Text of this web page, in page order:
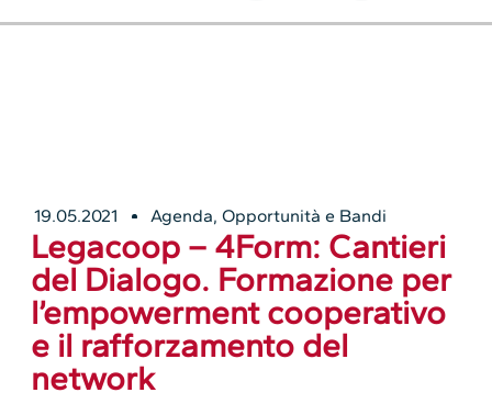
19.05.2021 Agenda,Opportunità e Bandi
Legacoop – 4Form: Cantieri
del Dialogo. Formazione per
l’empowerment cooperativo
e il rafforzamento del
network